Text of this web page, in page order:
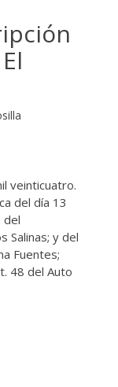
veinticuatro.
del día 13
del
Salinas; y del
Fuentes;
48 del Auto